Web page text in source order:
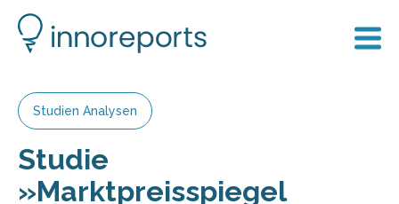
Studien Analysen
Studie
»Marktpreisspiegel